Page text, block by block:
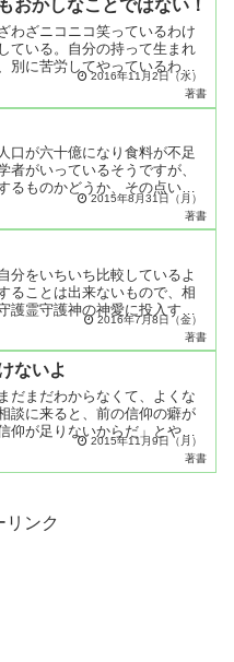
おかしなことではない！
わざニコニコ笑っているわけ
ている。自分の持って生まれ
別に苦労してやっているわけ
もしたらくたびれちゃいま
2016年11月2日（水）
著書
口が六十億になり食料が不足
がいっているそうですが、
るものかどうか、その点いか
うのは大変な問題なんです
2015年8月31日（月）
著書
分をいちいち比較しているよ
ることは出来ないもので、相
霊守護神の神愛に投入する
自分のほうが善いと思った
2016年7月8日（金）
著書
ないよ
だまだわからなくて、よくな
談に来ると、前の信仰の癖が
仰が足りないからだ」とやっ
ない。けれども、そういう
2015年11月9日（月）
著書
リンク